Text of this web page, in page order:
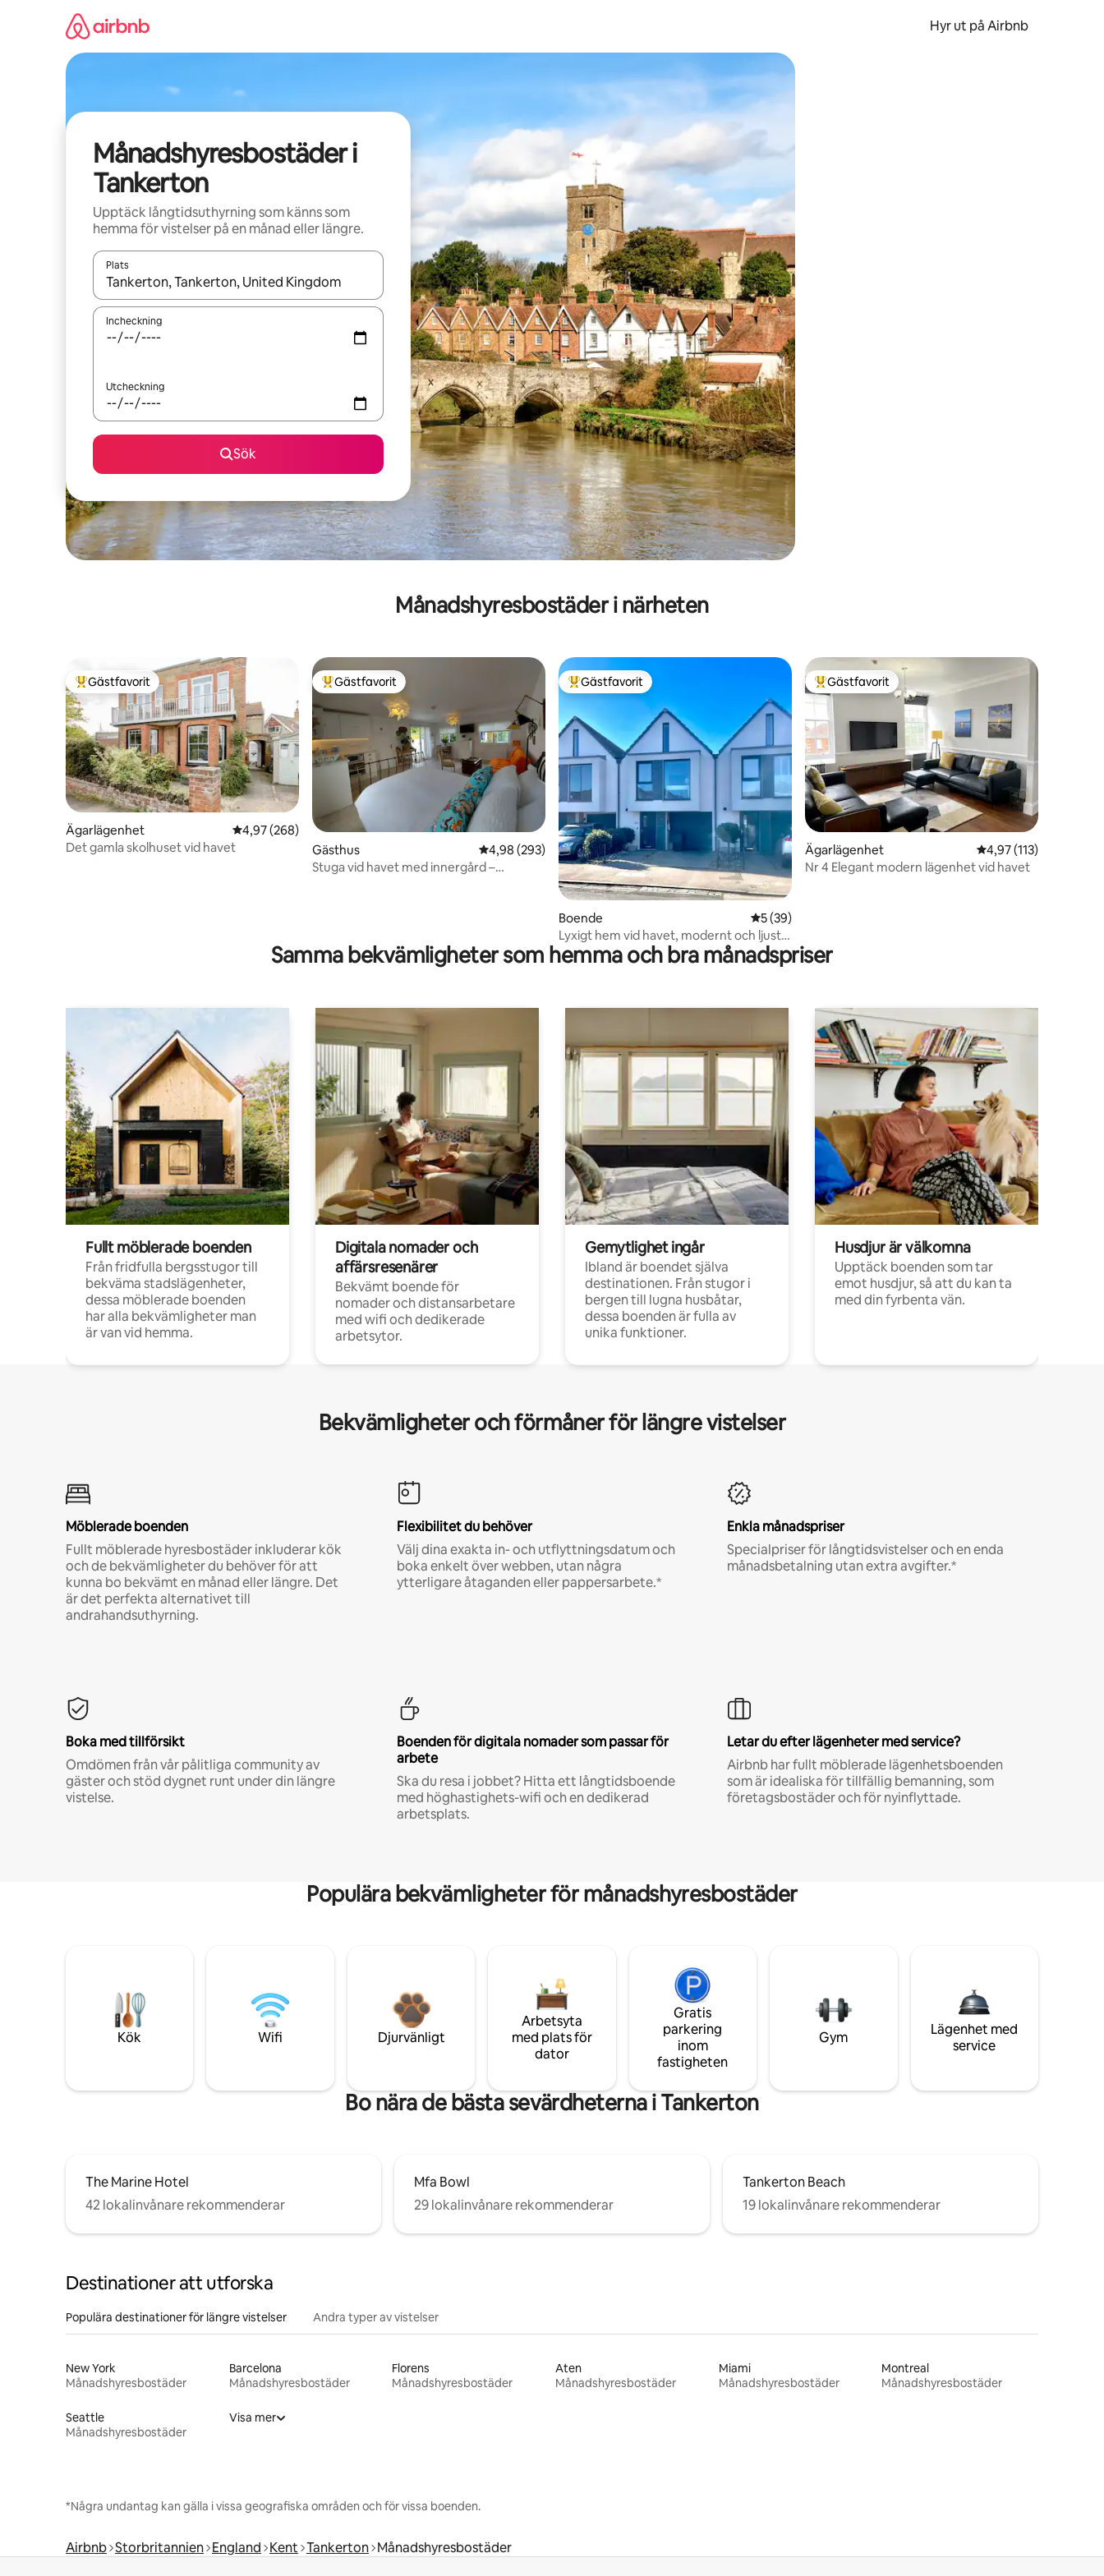
Hyr ut på Airbnb
Månadshyresbostäder i
Tankerton
Upptäck långtidsuthyrning som känns som
hemma för vistelser på en månad eller längre.
Plats
När resultaten är tillgängliga kan du navigera med upp- och nedåtpilarna eller utforska genom att trycka eller svepa.
Incheckning
Utcheckning
Sök
Månadshyresbostäder i närheten
Populär gästfavorit
Gästfavorit
Ägarlägenhet 4,97 av 5 i genomsnittligt betyg, 268 omdömen
4,97 (268)
Det gamla skolhuset vid havet
Populär gästfavorit
Gästfavorit
Gästhus 4,98 av 5 i genomsnittligt betyg, 293 omdömen
4,98 (293)
Stuga vid havet med innergård –
Populär gästfavorit
Gästfavorit
Boende 5 av 5 i genomsnittligt betyg, 39 omdömen
5 (39)
Lyxigt hem vid havet, modernt och ljust.
Elbilsladdning
Populär gästfavorit
Gästfavorit
Ägarlägenhet 4,97 av 5 i
4,97 (113)
Nr 4 Elegant modern lägenhet vid havet
Samma bekvämligheter som hemma och bra månadspriser
Fullt möblerade boenden
Från fridfulla bergsstugor till
bekväma stadslägenheter,
dessa möblerade boenden
har alla bekvämligheter man
är van vid hemma.
Digitala nomader och
affärsresenärer
Bekvämt boende för
nomader och distansarbetare
med wifi och dedikerade
arbetsytor.
Gemytlighet ingår
Ibland är boendet själva
destinationen. Från stugor i
bergen till lugna husbåtar,
dessa boenden är fulla av
unika funktioner.
Husdjur är välkomna
Upptäck boenden som tar
emot husdjur, så att du kan ta
med din fyrbenta vän.
Bekvämligheter och förmåner för längre vistelser
Möblerade boenden
Fullt möblerade hyresbostäder inkluderar kök
och de bekvämligheter du behöver för att
kunna bo bekvämt en månad eller längre. Det
är det perfekta alternativet till
andrahandsuthyrning.
Flexibilitet du behöver
Välj dina exakta in- och utflyttningsdatum och
boka enkelt över webben, utan några
ytterligare åtaganden eller pappersarbete.*
Enkla månadspriser
Specialpriser för långtidsvistelser och en enda
månadsbetalning utan extra avgifter.*
Boka med tillförsikt
Omdömen från vår pålitliga community av
gäster och stöd dygnet runt under din längre
vistelse.
Boenden för digitala nomader som passar för
arbete
Ska du resa i jobbet? Hitta ett långtidsboende
med höghastighets-wifi och en dedikerad
arbetsplats.
Letar du efter lägenheter med service?
Airbnb har fullt möblerade lägenhetsboenden
som är idealiska för tillfällig bemanning, som
företagsbostäder och för nyinflyttade.
Populära bekvämligheter för månadshyresbostäder
Kök Wifi Djurvänligt
Arbetsyta
med plats för
dator
Gratis
parkering
inom
fastigheten
Gym
Lägenhet med
service
Bo nära de bästa sevärdheterna i Tankerton
The Marine Hotel
42 lokalinvånare rekommenderar
Mfa Bowl
29 lokalinvånare rekommenderar
Tankerton Beach
19 lokalinvånare rekommenderar
Destinationer att utforska
Populära destinationer för längre vistelser Andra typer av vistelser
New York
Månadshyresbostäder
Barcelona
Månadshyresbostäder
Florens
Månadshyresbostäder
Aten
Månadshyresbostäder
Miami
Månadshyresbostäder
Montreal
Månadshyresbostäder
Seattle
Månadshyresbostäder
Visa mer
*Några undantag kan gälla i vissa geografiska områden och för vissa boenden.
Airbnb Storbritannien England Kent Tankerton Månadshyresbostäder